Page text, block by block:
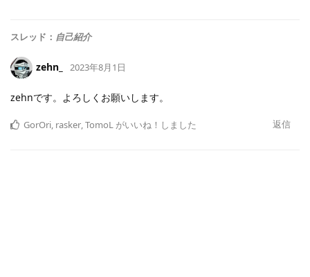
スレッド： 自己紹介
zehn_ 2023年8月1日
zehnです。よろしくお願いします。
返信
GorOri, rasker,TomoL がいいね！しました